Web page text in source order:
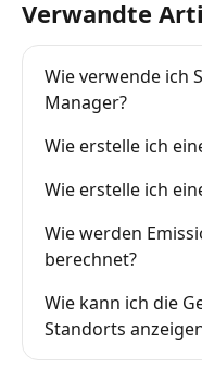
Verwandte
Wie verwende ich
Manager?
Wie erstelle ich
Wie erstelle ich
Wie werden
berechnet?
Wie kann ich die
Standorts